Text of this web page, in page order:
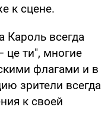
к сцене.
Кароль всегда
це ти", многие
флагами и в
зрители всегда
к своей